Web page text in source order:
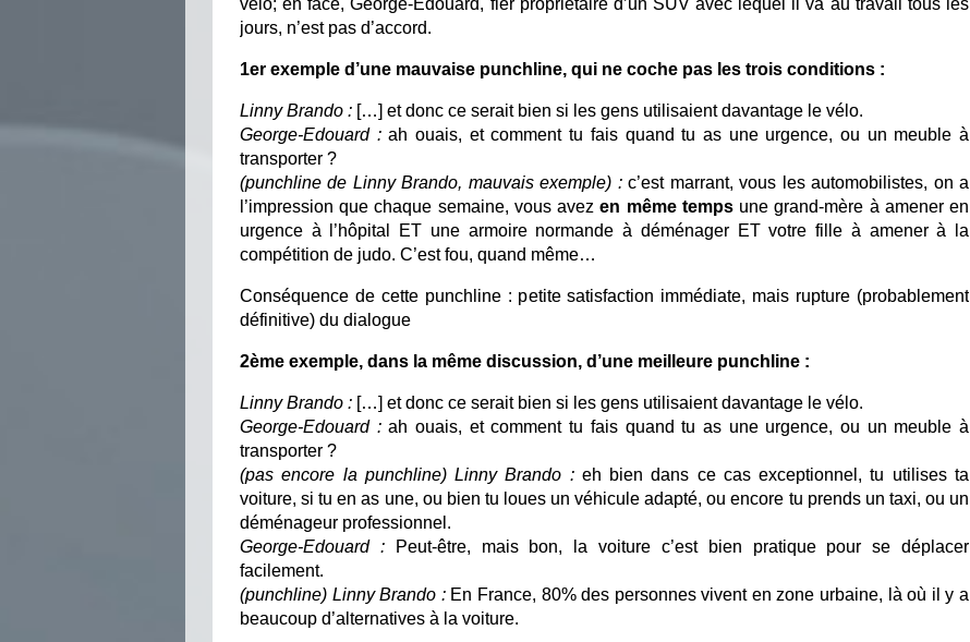
jours, n’est pas d’accord.
1er exemple d’une mauvaise punchline, qui ne coche pas les trois conditions :
Linny Brando : […] et donc ce serait bien si les gens utilisaient davantage le vélo.
George-Edouard :ah ouais, et comment tu fais quand tu as une urgence, ou un meuble à
transporter ?
(punchline de Linny Brando, mauvais exemple) :c’est marrant, vous les automobilistes, on a
l’impression que chaque semaine, vous avezen même tempsune grand-mère à amener en
urgence à l’hôpital ET une armoire normande à déménager ET votre fille à amener à la
compétition de judo. C’est fou, quand même…
Conséquence de cette punchline : petite satisfaction immédiate, mais rupture (probablement
définitive) du dialogue
2ème exemple, dans la même discussion, d’une meilleure punchline :
Linny Brando : […] et donc ce serait bien si les gens utilisaient davantage le vélo.
George-Edouard :ah ouais, et comment tu fais quand tu as une urgence, ou un meuble à
transporter ?
(pas encore la punchline) Linny Brando :eh bien dans ce cas exceptionnel, tu utilises ta
voiture, si tu en as une, ou bien tu loues un véhicule adapté, ou encore tu prends un taxi, ou un
déménageur professionnel.
George-Edouard :
Peut-être, mais bon, la voiture c’est bien pratique pour se déplacer
facilement.
(punchline) Linny Brando :En France, 80% des personnes vivent en zone urbaine, là où il y a
beaucoup d’alternatives à la voiture.